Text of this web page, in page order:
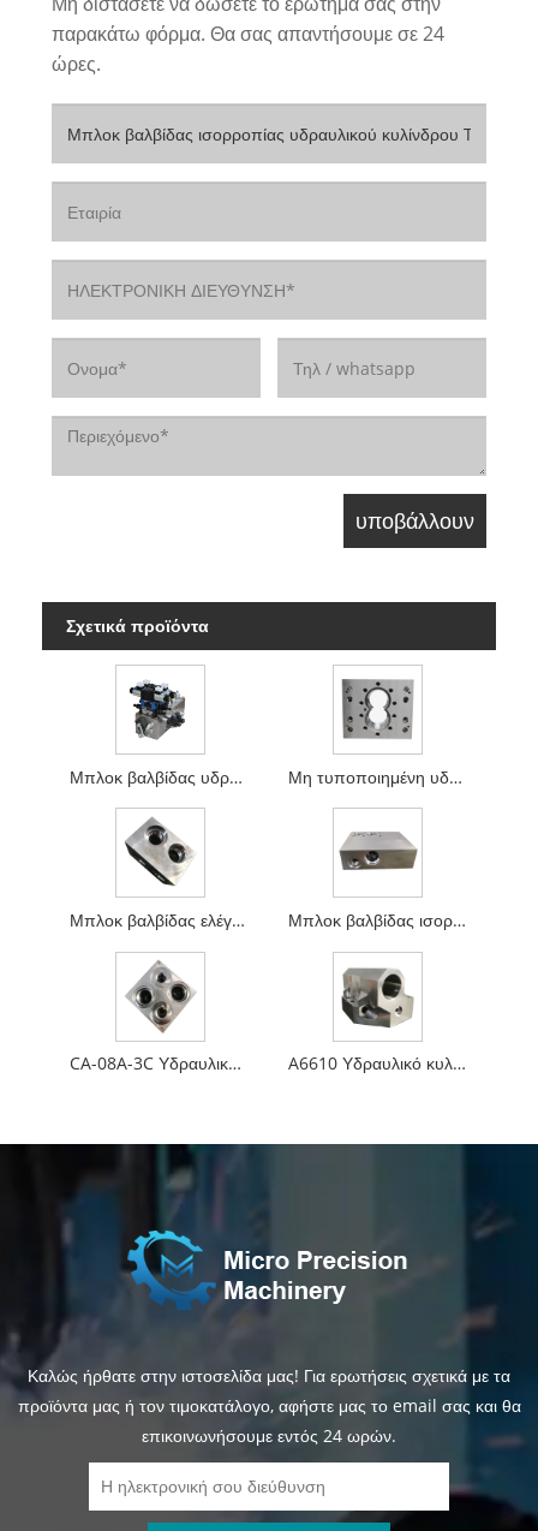
παρακάτω φόρμα. Θα σας απαντήσουμε σε 24
ώρες.
Σχετικά προϊόντα
Μπλοκ βαλβίδας υδραυλικού σταθμού Μη τυποποιημένη υδραυλική βαλβίδα
Μπλοκ βαλβίδας ελέγχου υδραυλικής ροής T13a Μπλοκ βαλβίδας ισορροπίας υδραυλικού κυλίνδρου T22a
CA-08A-3C Υδραυλικό κυλινδρικό βαλβίδα ισορροπίας A6610 Υδραυλικό κυλινδρικό βαλβίδα ανακούφισης βαλβίδων
Καλώς ήρθατε στην ιστοσελίδα μας! Για ερωτήσεις σχετικά με τα
προϊόντα μας ή τον τιμοκατάλογο, αφήστε μας το email σας και θα
επικοινωνήσουμε εντός 24 ωρών.